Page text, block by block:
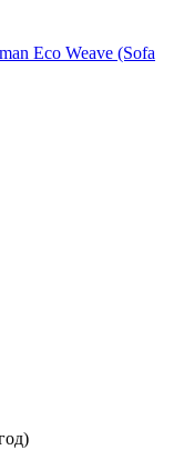
Eco Weave (Sofa